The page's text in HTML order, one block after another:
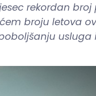
rekordan broj
broju letova
usluga